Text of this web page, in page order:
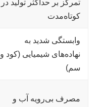
تمرکز بر حداکثر تولید در
کوتاه‌مدت
وابستگی شدید به
نهاده‌های شیمیایی (کود و
سم)
مصرف بی‌رویه آب و